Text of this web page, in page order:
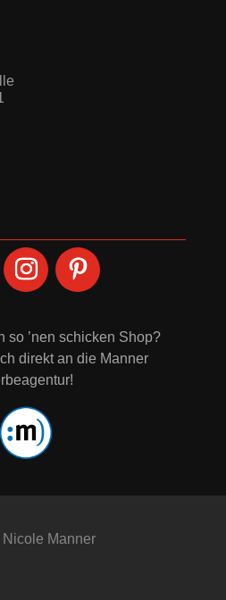
so ’nen schicken Shop?
direkt an die Manner
!
Manner